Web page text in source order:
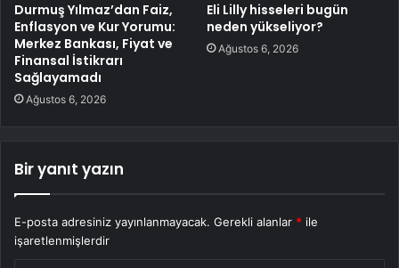
Durmuş Yılmaz’dan Faiz,
Enflasyon ve Kur Yorumu:
Merkez Bankası, Fiyat ve
Finansal İstikrarı
Sağlayamadı
Ağustos 6, 2026
Eli Lilly hisseleri bugün
neden yükseliyor?
Ağustos 6, 2026
Bir yanıt yazın
E-posta adresiniz yayınlanmayacak. Gerekli alanlar * ile
işaretlenmişlerdir